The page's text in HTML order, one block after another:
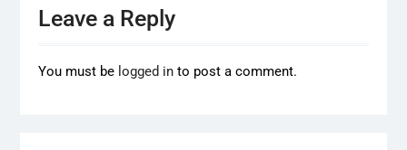
Leave a Reply
You must be logged into post a comment.